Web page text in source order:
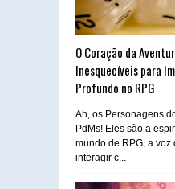
O Coração da
Inesquecíveis para
Profundo no RPG
Ah, os Personagens
PdMs! Eles são a
mundo de RPG, a voz
interagir c...